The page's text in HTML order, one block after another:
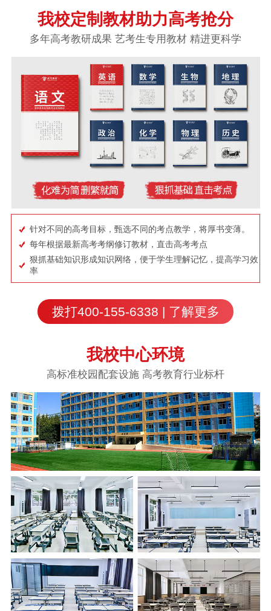
我校定制教材助力高考抢分
多年高考教研成果 艺考生专用教材 精进更科学
针对不同的高考目标，甄选不同的考点教学，将厚书变薄。
每年根据最新高考考纲修订教材，直击高考考点
狠抓基础知识形成知识网络，便于学生理解记忆，提高学习效
率
拨打400-155-6338 | 了解更多
我校中心环境
高标准校园配套设施 高考教育行业标杆